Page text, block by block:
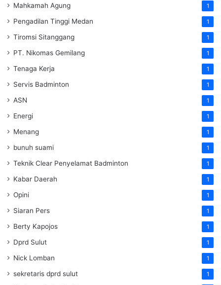
Mahkamah Agung 1
Pengadilan Tinggi Medan 1
Tiromsi Sitanggang 1
PT. Nikomas Gemilang 1
Tenaga Kerja 1
Servis Badminton 1
ASN 1
Energi 1
Menang 1
bunuh suami 1
Teknik Clear Penyelamat Badminton 1
Kabar Daerah 1
Opini 1
Siaran Pers 1
Berty Kapojos 1
Dprd Sulut 1
Nick Lomban 1
sekretaris dprd sulut 1